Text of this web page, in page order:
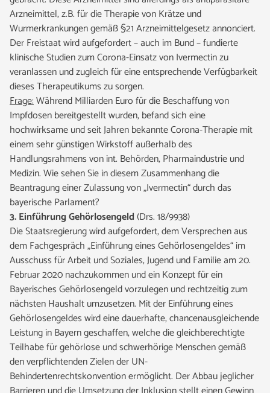
Arzneimittel, z.B. für die Therapie von Krätze und
Wurmerkrankungen gemäß §21 Arzneimittelgesetz annonciert.
Der Freistaat wird aufgefordert – auch im Bund – fundierte
klinische Studien zum Corona-Einsatz von Ivermectin zu
veranlassen und zugleich für eine entsprechende Verfügbarkeit
dieses Therapeutikums zu sorgen.
Frage:Während Milliarden Euro für die Beschaffung von
Impfdosen bereitgestellt wurden, befand sich eine
hochwirksame und seit Jahren bekannte Corona-Therapie mit
einem sehr günstigen Wirkstoff außerhalb des
Handlungsrahmens von int. Behörden, Pharmaindustrie und
Medizin. Wie sehen Sie in diesem Zusammenhang die
Beantragung einer Zulassung von „Ivermectin“ durch das
bayerische Parlament?
3. Einführung Gehörlosengeld(Drs. 18/9938)
Die Staatsregierung wird aufgefordert, dem Versprechen aus
dem Fachgespräch „Einführung eines Gehörlosengeldes“ im
Ausschuss für Arbeit und Soziales, Jugend und Familie am 20.
Februar 2020 nachzukommen und ein Konzept für ein
Bayerisches Gehörlosengeld vorzulegen und rechtzeitig zum
nächsten Haushalt umzusetzen. Mit der Einführung eines
Gehörlosengeldes wird eine dauerhafte, chancenausgleichende
Leistung in Bayern geschaffen, welche die gleichberechtigte
Teilhabe für gehörlose und schwerhörige Menschen gemäß
den verpflichtenden Zielen der UN-
Behindertenrechtskonvention ermöglicht. Der Abbau jeglicher